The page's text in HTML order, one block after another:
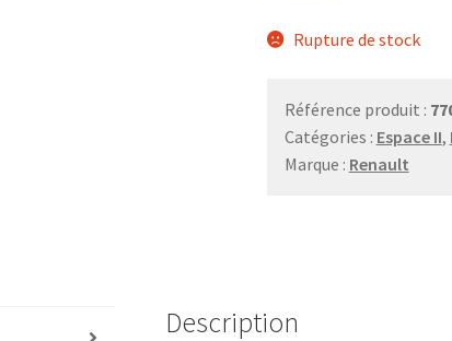
Rupture de stock
Référence produit :
Catégories : Espace II,
Marque : Renault
Description